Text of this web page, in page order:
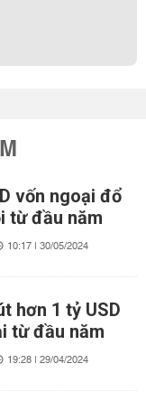
vốn ngoại đổ
từ đầu năm
10:17 | 30/05/2024
hơn 1 tỷ USD
từ đầu năm
19:28 | 29/04/2024